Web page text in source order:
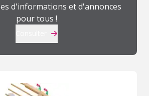
d'informations et d'annonces
pour tous !